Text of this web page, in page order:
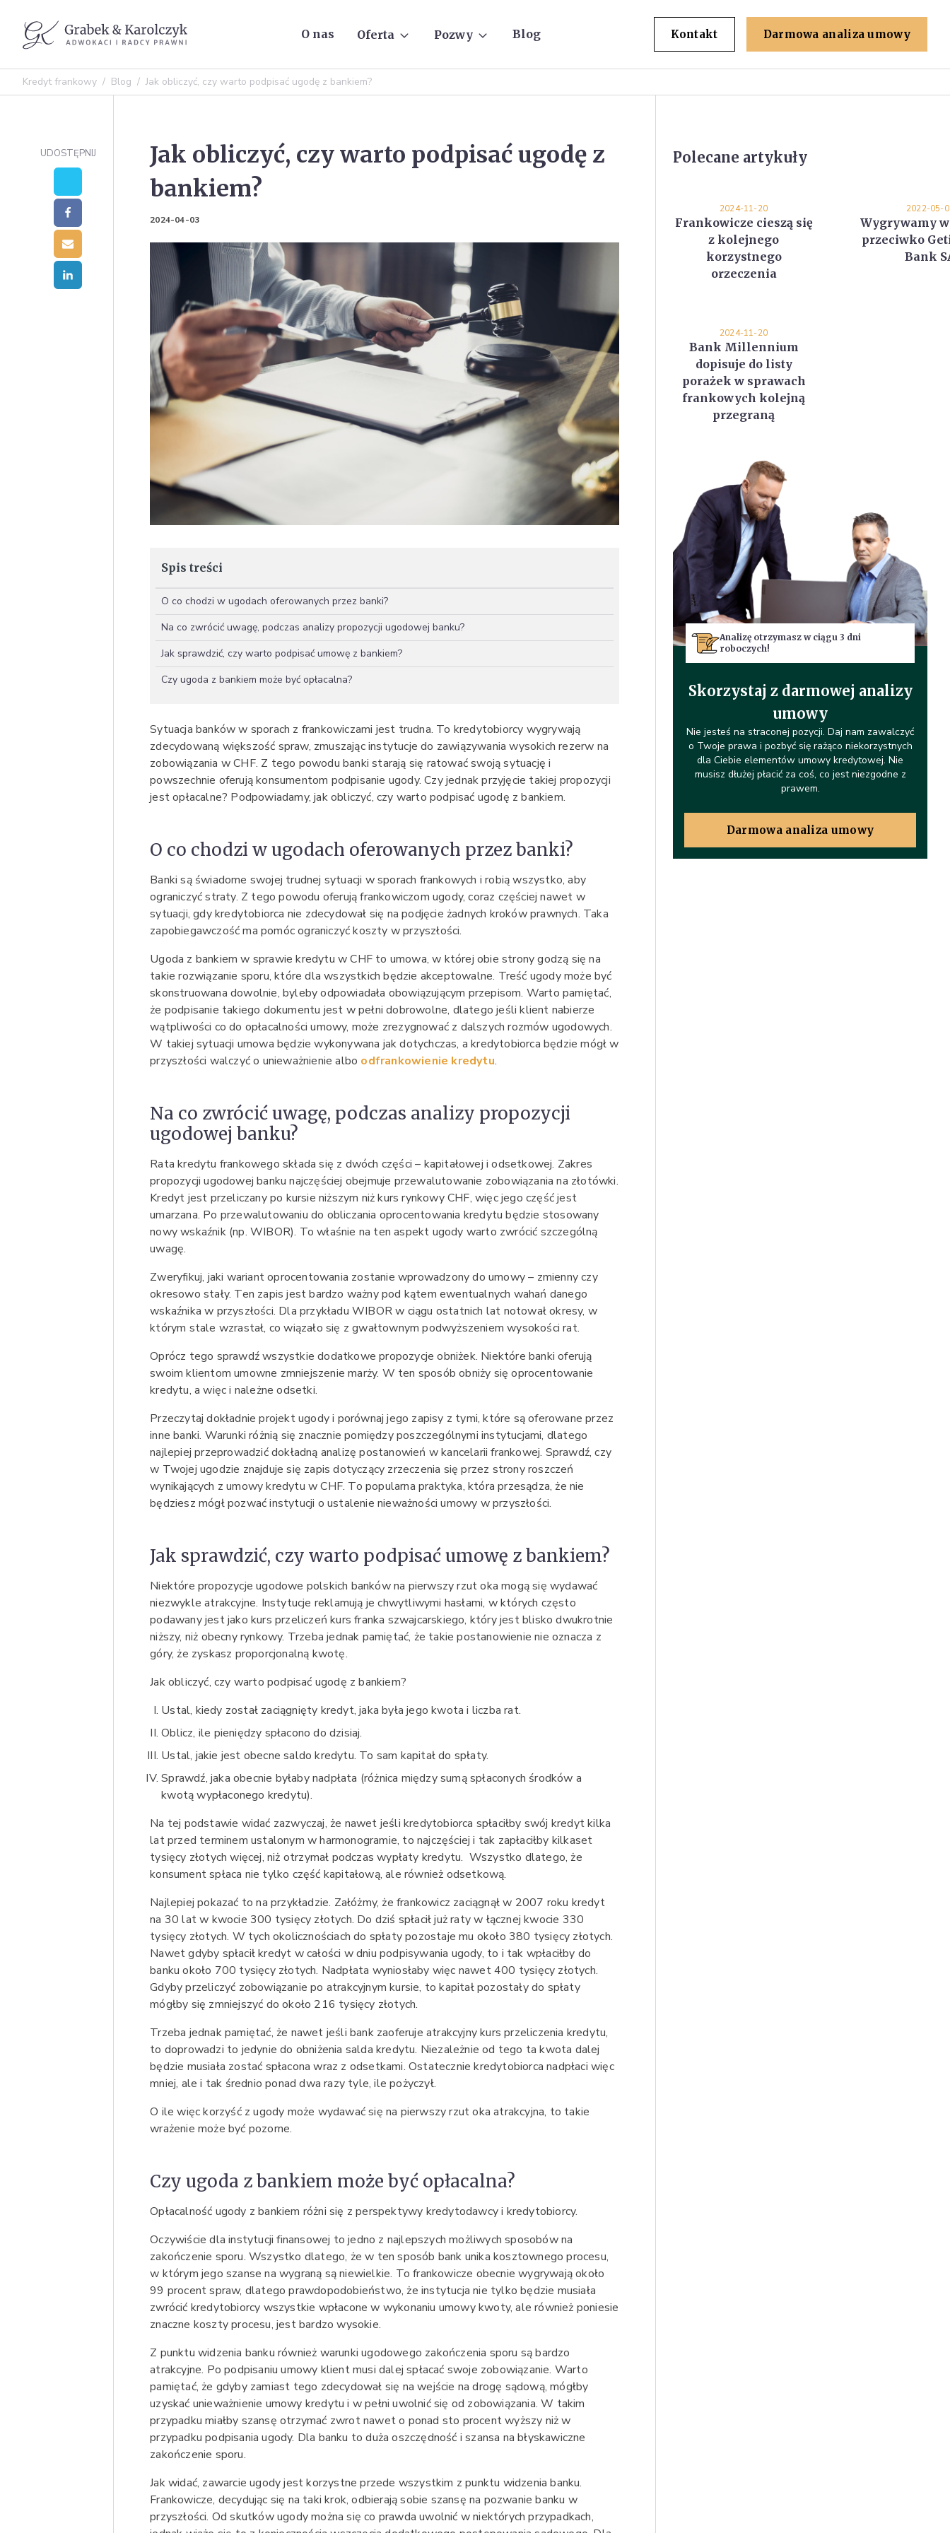
O nas Oferta Pozwy Blog Kontakt Darmowa analiza umowy
Kredyt frankowy / Blog /Jak obliczyć, czy warto podpisać ugodę z bankiem?
UDOSTĘPNIJ
Jak obliczyć, czy warto podpisać ugodę z
bankiem?
2024-04-03
Spis treści
O co chodzi w ugodach oferowanych przez banki?
Na co zwrócić uwagę, podczas analizy propozycji ugodowej banku?
Jak sprawdzić, czy warto podpisać umowę z bankiem?
Czy ugoda z bankiem może być opłacalna?
Sytuacja banków w sporach z frankowiczami jest trudna. To kredytobiorcy wygrywają
zdecydowaną większość spraw, zmuszając instytucje do zawiązywania wysokich rezerw na
zobowiązania w CHF. Z tego powodu banki starają się ratować swoją sytuację i
powszechnie oferują konsumentom podpisanie ugody. Czy jednak przyjęcie takiej propozycji
jest opłacalne? Podpowiadamy, jak obliczyć, czy warto podpisać ugodę z bankiem.
O co chodzi w ugodach oferowanych przez banki?
Banki są świadome swojej trudnej sytuacji w sporach frankowych i robią wszystko, aby
ograniczyć straty. Z tego powodu oferują frankowiczom ugody, coraz częściej nawet w
sytuacji, gdy kredytobiorca nie zdecydował się na podjęcie żadnych kroków prawnych. Taka
zapobiegawczość ma pomóc ograniczyć koszty w przyszłości.
Ugoda z bankiem w sprawie kredytu w CHF to umowa, w której obie strony godzą się na
takie rozwiązanie sporu, które dla wszystkich będzie akceptowalne. Treść ugody może być
skonstruowana dowolnie, byleby odpowiadała obowiązującym przepisom. Warto pamiętać,
że podpisanie takiego dokumentu jest w pełni dobrowolne, dlatego jeśli klient nabierze
wątpliwości co do opłacalności umowy, może zrezygnować z dalszych rozmów ugodowych.
W takiej sytuacji umowa będzie wykonywana jak dotychczas, a kredytobiorca będzie mógł w
przyszłości walczyć o unieważnienie albo odfrankowienie kredytu.
Na co zwrócić uwagę, podczas analizy propozycji
ugodowej banku?
Rata kredytu frankowego składa się z dwóch części – kapitałowej i odsetkowej. Zakres
propozycji ugodowej banku najczęściej obejmuje przewalutowanie zobowiązania na złotówki.
Kredyt jest przeliczany po kursie niższym niż kurs rynkowy CHF, więc jego część jest
umarzana. Po przewalutowaniu do obliczania oprocentowania kredytu będzie stosowany
nowy wskaźnik (np. WIBOR). To właśnie na ten aspekt ugody warto zwrócić szczególną
uwagę.
Zweryfikuj, jaki wariant oprocentowania zostanie wprowadzony do umowy – zmienny czy
okresowo stały. Ten zapis jest bardzo ważny pod kątem ewentualnych wahań danego
wskaźnika w przyszłości. Dla przykładu WIBOR w ciągu ostatnich lat notował okresy, w
którym stale wzrastał, co wiązało się z gwałtownym podwyższeniem wysokości rat.
Oprócz tego sprawdź wszystkie dodatkowe propozycje obniżek. Niektóre banki oferują
swoim klientom umowne zmniejszenie marży. W ten sposób obniży się oprocentowanie
kredytu, a więc i należne odsetki.
Przeczytaj dokładnie projekt ugody i porównaj jego zapisy z tymi, które są oferowane przez
inne banki. Warunki różnią się znacznie pomiędzy poszczególnymi instytucjami, dlatego
najlepiej przeprowadzić dokładną analizę postanowień w kancelarii frankowej. Sprawdź, czy
w Twojej ugodzie znajduje się zapis dotyczący zrzeczenia się przez strony roszczeń
wynikających z umowy kredytu w CHF. To popularna praktyka, która przesądza, że nie
będziesz mógł pozwać instytucji o ustalenie nieważności umowy w przyszłości.
Jak sprawdzić, czy warto podpisać umowę z bankiem?
Niektóre propozycje ugodowe polskich banków na pierwszy rzut oka mogą się wydawać
niezwykle atrakcyjne. Instytucje reklamują je chwytliwymi hasłami, w których często
podawany jest jako kurs przeliczeń kurs franka szwajcarskiego, który jest blisko dwukrotnie
niższy, niż obecny rynkowy. Trzeba jednak pamiętać, że takie postanowienie nie oznacza z
góry, że zyskasz proporcjonalną kwotę.
Jak obliczyć, czy warto podpisać ugodę z bankiem?
Ustal, kiedy został zaciągnięty kredyt, jaka była jego kwota i liczba rat.
Oblicz, ile pieniędzy spłacono do dzisiaj.
Ustal, jakie jest obecne saldo kredytu. To sam kapitał do spłaty.
Sprawdź, jaka obecnie byłaby nadpłata (różnica między sumą spłaconych środków a
kwotą wypłaconego kredytu).
Na tej podstawie widać zazwyczaj, że nawet jeśli kredytobiorca spłaciłby swój kredyt kilka
lat przed terminem ustalonym w harmonogramie, to najczęściej i tak zapłaciłby kilkaset
tysięcy złotych więcej, niż otrzymał podczas wypłaty kredytu. Wszystko dlatego, że
konsument spłaca nie tylko część kapitałową, ale również odsetkową.
Najlepiej pokazać to na przykładzie. Załóżmy, że frankowicz zaciągnął w 2007 roku kredyt
na 30 lat w kwocie 300 tysięcy złotych. Do dziś spłacił już raty w łącznej kwocie 330
tysięcy złotych. W tych okolicznościach do spłaty pozostaje mu około 380 tysięcy złotych.
Nawet gdyby spłacił kredyt w całości w dniu podpisywania ugody, to i tak wpłaciłby do
banku około 700 tysięcy złotych. Nadpłata wyniosłaby więc nawet 400 tysięcy złotych.
Gdyby przeliczyć zobowiązanie po atrakcyjnym kursie, to kapitał pozostały do spłaty
mógłby się zmniejszyć do około 216 tysięcy złotych.
Trzeba jednak pamiętać, że nawet jeśli bank zaoferuje atrakcyjny kurs przeliczenia kredytu,
to doprowadzi to jedynie do obniżenia salda kredytu. Niezależnie od tego ta kwota dalej
będzie musiała zostać spłacona wraz z odsetkami. Ostatecznie kredytobiorca nadpłaci więc
mniej, ale i tak średnio ponad dwa razy tyle, ile pożyczył.
O ile więc korzyść z ugody może wydawać się na pierwszy rzut oka atrakcyjna, to takie
wrażenie może być pozorne.
Czy ugoda z bankiem może być opłacalna?
Opłacalność ugody z bankiem różni się z perspektywy kredytodawcy i kredytobiorcy.
Oczywiście dla instytucji finansowej to jedno z najlepszych możliwych sposobów na
zakończenie sporu. Wszystko dlatego, że w ten sposób bank unika kosztownego procesu,
w którym jego szanse na wygraną są niewielkie. To frankowicze obecnie wygrywają około
99 procent spraw, dlatego prawdopodobieństwo, że instytucja nie tylko będzie musiała
zwrócić kredytobiorcy wszystkie wpłacone w wykonaniu umowy kwoty, ale również poniesie
znaczne koszty procesu, jest bardzo wysokie.
Z punktu widzenia banku również warunki ugodowego zakończenia sporu są bardzo
atrakcyjne. Po podpisaniu umowy klient musi dalej spłacać swoje zobowiązanie. Warto
pamiętać, że gdyby zamiast tego zdecydował się na wejście na drogę sądową, mógłby
uzyskać unieważnienie umowy kredytu i w pełni uwolnić się od zobowiązania. W takim
przypadku miałby szansę otrzymać zwrot nawet o ponad sto procent wyższy niż w
przypadku podpisania ugody. Dla banku to duża oszczędność i szansa na błyskawiczne
zakończenie sporu.
Jak widać, zawarcie ugody jest korzystne przede wszystkim z punktu widzenia banku.
Frankowicze, decydując się na taki krok, odbierają sobie szansę na pozwanie banku w
przyszłości. Od skutków ugody można się co prawda uwolnić w niektórych przypadkach,
Polecane artykuły
2024-11-20
Frankowicze cieszą się
z kolejnego
korzystnego
orzeczenia
2022-05-
Wygrywamy
przeciwko
Bank
2024-11-20
Bank Millennium
dopisuje do listy
porażek w sprawach
frankowych kolejną
przegraną
Analizę otrzymasz w ciągu 3 dni
roboczych!
Skorzystaj z darmowej analizy
umowy
Nie jesteś na straconej pozycji. Daj nam zawalczyć
o Twoje prawa i pozbyć się rażąco niekorzystnych
dla Ciebie elementów umowy kredytowej. Nie
musisz dłużej płacić za coś, co jest niezgodne z
prawem.
Darmowa analiza umowy